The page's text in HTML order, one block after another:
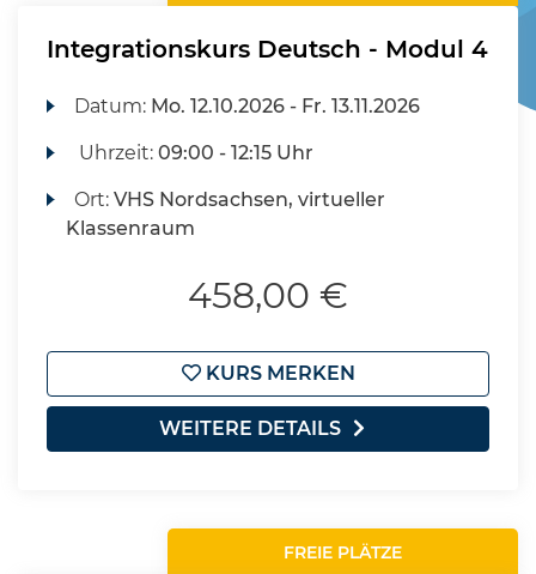
Integrationskurs Deutsch - Modul 4
Datum: Mo. 12.10.2026 - Fr. 13.11.2026
Uhrzeit:09:00 - 12:15 Uhr
Ort:VHS Nordsachsen, virtueller
Klassenraum
458,00 €
KURS MERKEN
WEITERE DETAILS
FREIE PLÄTZE